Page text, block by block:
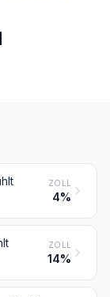
ZOLL
4%
ZOLL
14%